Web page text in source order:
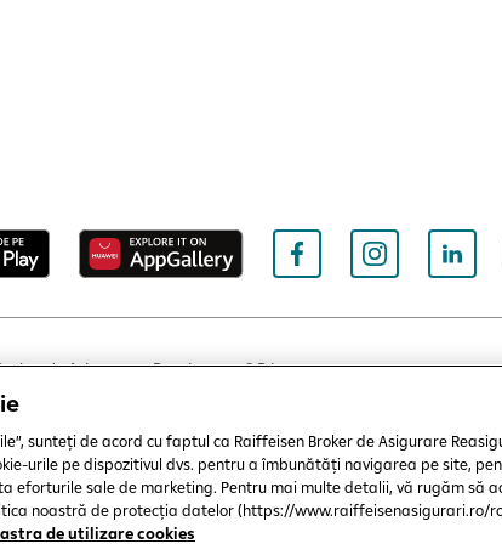
de Asigurare - Reasigurare S.R.L.
utilizare cookies
sunteți de acord cu faptul ca Raiffeisen Broker de Asigurare
urile pe dispozitivul dvs. pentru a îmbunătăți navigarea pe site,
eforturile sale de marketing. Pentru mai multe detalii, vă rugăm să
noastră de protecția datelor (https://www.raiffeisenasigurari.ro/
de utilizare cookies